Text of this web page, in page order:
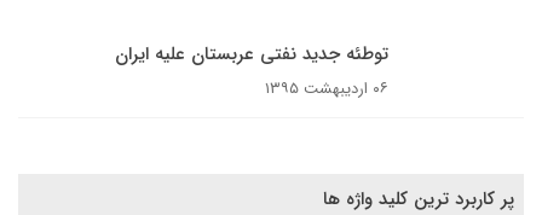
توطئه جدید نفتی عربستان علیه ایران
۰۶ اردیبهشت ۱۳۹۵
پر کاربرد ترین کلید واژه ها